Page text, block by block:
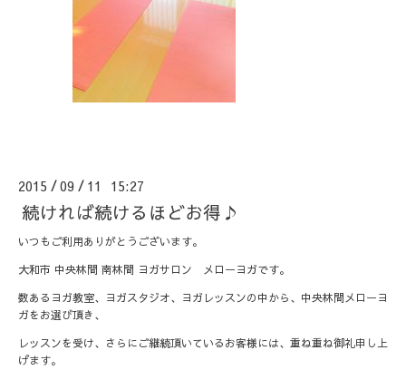
2015 /09 / 11 15:27
続ければ続けるほどお得♪
いつもご利用ありがとうございます。
大和市 中央林間 南林間 ヨガサロン メローヨガです。
数あるヨガ教室、ヨガスタジオ、ヨガレッスンの中から、中央林間メローヨ
ガをお選び頂き、
レッスンを受け、さらにご継続頂いているお客様には、重ね重ね御礼申し上
げます。